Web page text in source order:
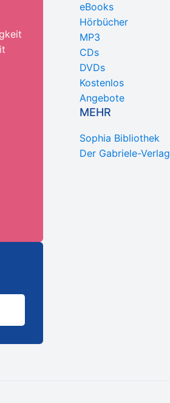
eBooks
Hörbücher
MP3
CDs
DVDs
Kostenlos
Angebote
MEHR
Sophia Bibliothek
Der Gabriele-Verlag